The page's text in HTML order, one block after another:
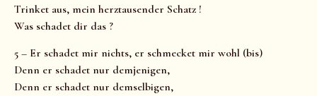
Trinket aus, mein herztausender Schatz !
Was schadet dir das ?
5 – Er schadet mir nichts, er schmecket mir wohl (bis)
Denn er schadet nur demjenigen,
Denn er schadet nur demselbigen,